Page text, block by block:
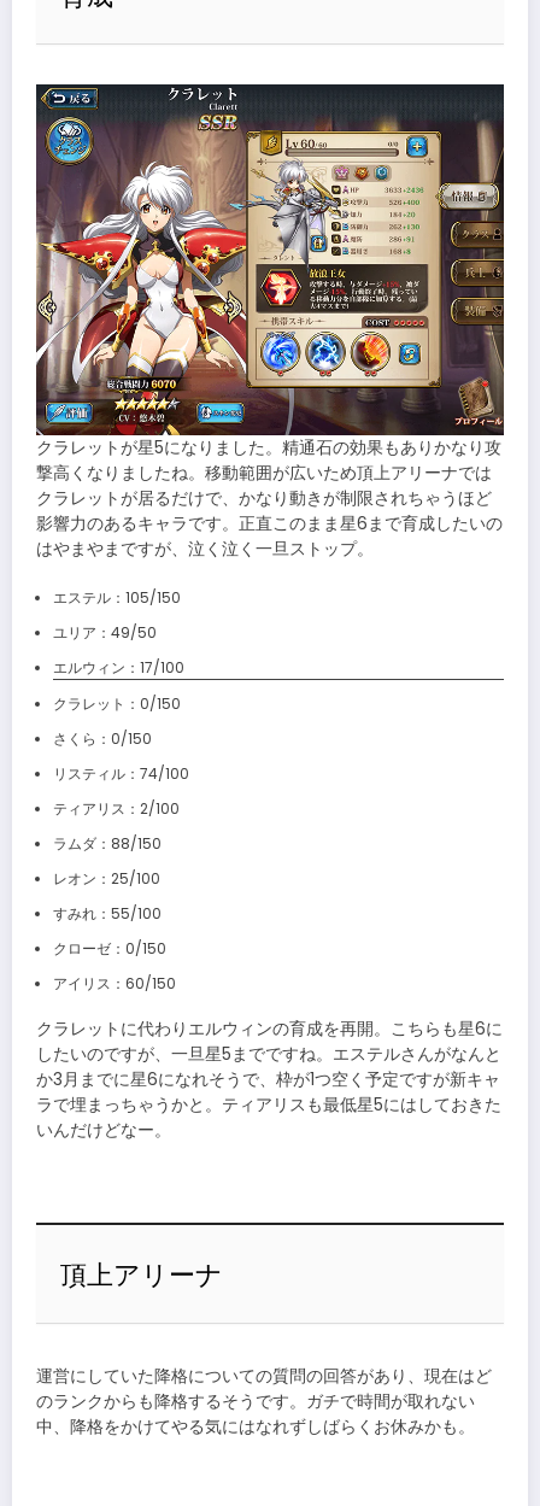
クラレットが星5になりました。精通石の効果もありかなり攻
撃高くなりましたね。移動範囲が広いため頂上アリーナでは
クラレットが居るだけで、かなり動きが制限されちゃうほど
影響力のあるキャラです。正直このまま星6まで育成したいの
はやまやまですが、泣く泣く一旦ストップ。
エステル：105/150
ユリア：49/50
エルウィン：17/100
クラレット：0/150
さくら：0/150
リスティル：74/100
ティアリス：2/100
ラムダ：88/150
レオン：25/100
すみれ：55/100
クローゼ：0/150
アイリス：60/150
クラレットに代わりエルウィンの育成を再開。こちらも星6に
したいのですが、一旦星5までですね。エステルさんがなんと
か3月までに星6になれそうで、枠が1つ空く予定ですが新キャ
ラで埋まっちゃうかと。ティアリスも最低星5にはしておきた
いんだけどなー。
頂上アリーナ
運営にしていた降格についての質問の回答があり、現在はど
のランクからも降格するそうです。ガチで時間が取れない
中、降格をかけてやる気にはなれずしばらくお休みかも。